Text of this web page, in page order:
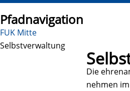
Pfadnavigation
FUK Mitte
Selbstverwaltung
Die
nehmen